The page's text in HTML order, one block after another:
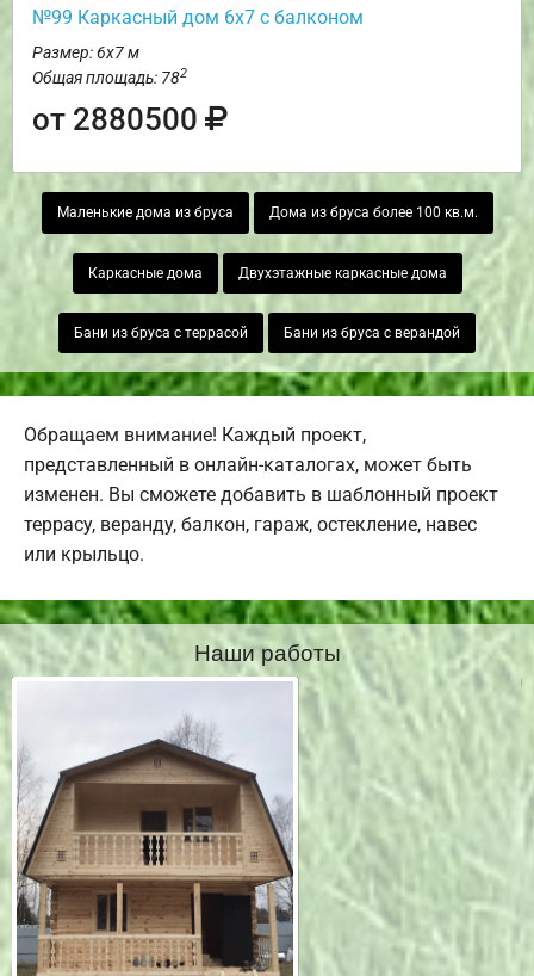
№99 Каркасный дом 6х7 с балконом
Размер: 6х7 м
Общая площадь: 782
от 2880500
Маленькие дома из бруса Дома из бруса более 100 кв.м.
Каркасные дома Двухэтажные каркасные дома
Бани из бруса с террасой Бани из бруса с верандой
Обращаем внимание! Каждый проект,
представленный в онлайн-каталогах, может быть
изменен. Вы сможете добавить в шаблонный проект
террасу, веранду, балкон, гараж, остекление, навес
или крыльцо.
Наши работы